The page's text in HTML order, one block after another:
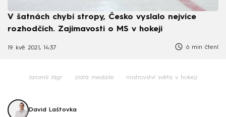
V šatnách chybí stropy, Česko vyslalo nejvíce
rozhodčích. Zajímavosti o MS v hokeji
19. kvě 2021, 14:37 6 min čtení
Jaromír Jágr zlatá medaile mistrovství světa v hokeji
David Laštovka